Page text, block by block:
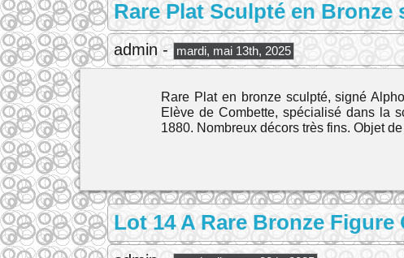
Rare Plat Sculpté en Bronze
admin - mardi, mai 13th, 2025
Rare Plat en bronze sculpté, signé
Elève de Combette, spécialisé dans la
1880. Nombreux décors très fins. Objet
Lot 14 A Rare Bronze